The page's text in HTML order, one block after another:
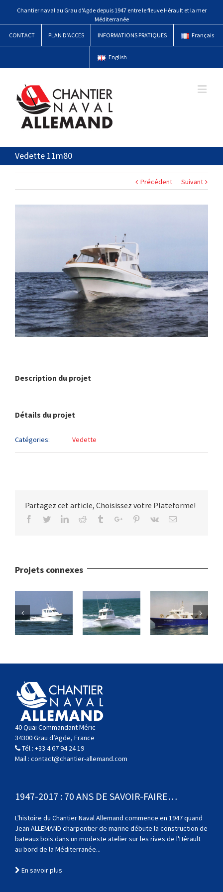
Chantier naval au Grau d'Agde depuis 1947 entre le fleuve Hérault et la mer
Méditerranée
CONTACT PLAN D’ACCES INFORMATIONS PRATIQUES Français
English
Vedette 11m80
Précédent Suivant
Description du projet
Détails du projet
Catégories: Vedette
Partagez cet article, Choisissez votre Plateforme!
Facebook
TwitterLinkedinReddit TumblrGoogle+Pinterest
Vk Email
Projets connexes
40 Quai Commandant Méric
34300 Grau d’Agde, France
Tél : +33 4 67 94 24 19
Mail : contact@chantier-allemand.com
1947-2017 : 70 ANS DE SAVOIR-FAIRE…
L'histoire du Chantier Naval Allemand commence en 1947 quand
Jean ALLEMAND charpentier de marine débute la construction de
bateaux bois dans un modeste atelier sur les rives de l'Hérault
au bord de la Méditerranée...
En savoir plus